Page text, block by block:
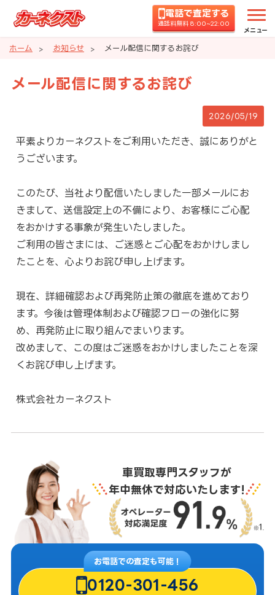
電話で査定する
通話料無料 8:00~22:00
メニュー
ホーム お知らせ メール配信に関するお詫び
メール配信に関するお詫び
2026/05/19
平素よりカーネクストをご利用いただき、誠にありがと
うございます。
このたび、当社より配信いたしました一部メールにお
きまして、送信設定上の不備により、お客様にご心配
をおかけする事象が発生いたしました。
ご利用の皆さまには、ご迷惑とご心配をおかけしまし
たことを、心よりお詫び申し上げます。
現在、詳細確認および再発防止策の徹底を進めており
ます。今後は管理体制および確認フローの強化に努
め、再発防止に取り組んでまいります。
改めまして、この度はご迷惑をおかけしましたことを深
くお詫び申し上げます。
株式会社カーネクスト
車買取専門スタッフが
年中無休で対応いたします!
お電話での査定も可能！
0120-301-456